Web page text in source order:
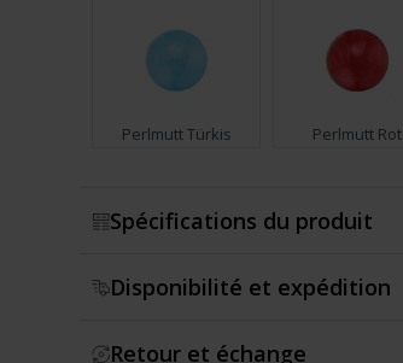
Perlmutt Türkis Perlmutt Rot
Spécifications du produit
Disponibilité et expédition
Retour et échange